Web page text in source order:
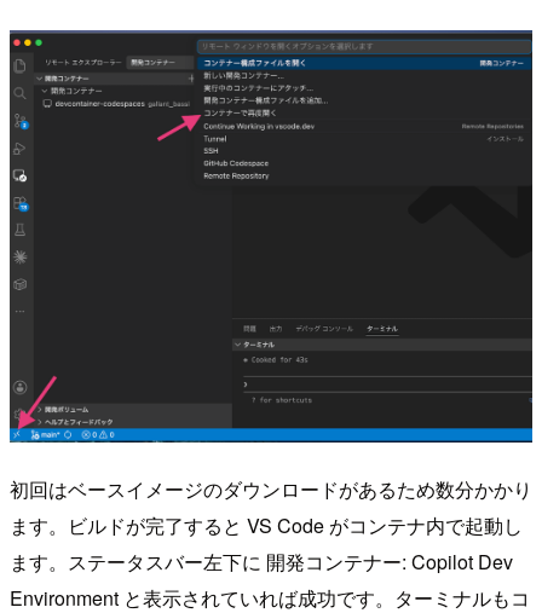
初回はベースイメージのダウンロードがあるため数分かかり
ます。ビルドが完了すると VS Code がコンテナ内で起動し
ます。ステータスバー左下に 開発コンテナー: Copilot Dev
Environment と表示されていれば成功です。ターミナルもコ